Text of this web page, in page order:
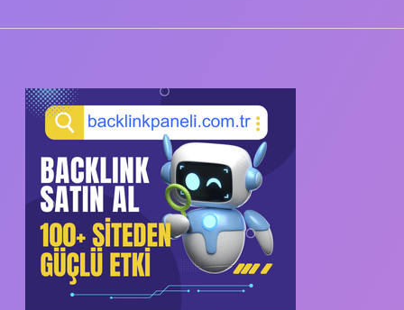
SIDEBAR